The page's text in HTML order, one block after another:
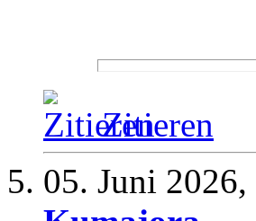
Zitieren
05. Juni 2026,